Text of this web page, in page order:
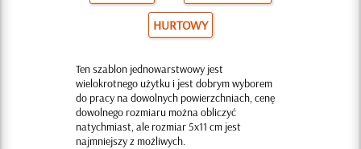
HURTOWY
Ten szablon jednowarstwowy jest
wielokrotnego użytku i jest dobrym wyborem
do pracy na dowolnych powierzchniach, cenę
dowolnego rozmiaru można obliczyć
natychmiast, ale rozmiar 5x11 cm jest
najmniejszy z możliwych.